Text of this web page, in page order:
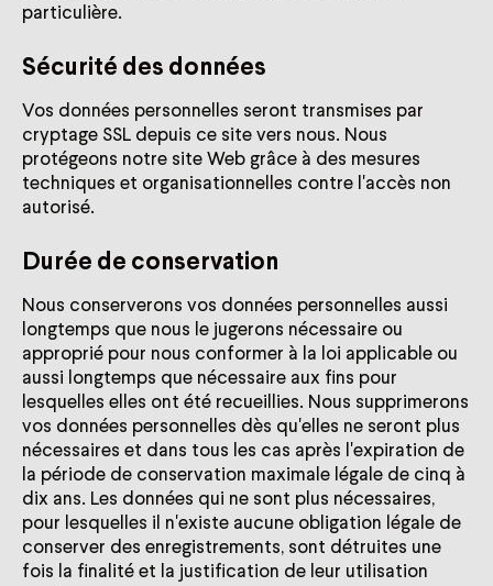
particulière.
Sécurité des données
Vos données personnelles seront transmises par
cryptage SSL depuis ce site vers nous. Nous
protégeons notre site Web grâce à des mesures
techniques et organisationnelles contre l'accès non
autorisé.
Durée de conservation
Nous conserverons vos données personnelles aussi
longtemps que nous le jugerons nécessaire ou
approprié pour nous conformer à la loi applicable ou
aussi longtemps que nécessaire aux fins pour
lesquelles elles ont été recueillies. Nous supprimerons
vos données personnelles dès qu'elles ne seront plus
nécessaires et dans tous les cas après l'expiration de
la période de conservation maximale légale de cinq à
dix ans. Les données qui ne sont plus nécessaires,
pour lesquelles il n'existe aucune obligation légale de
conserver des enregistrements, sont détruites une
fois la finalité et la justification de leur utilisation